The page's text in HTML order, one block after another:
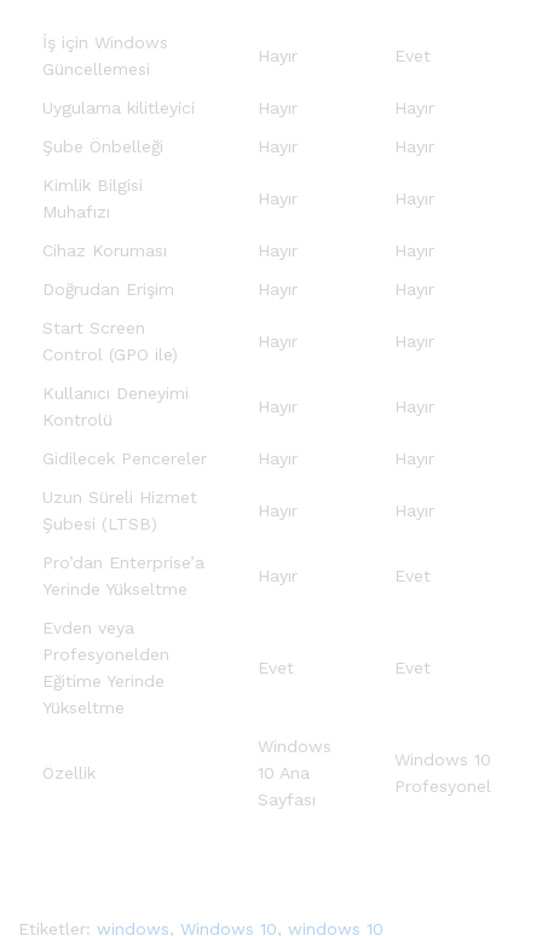
İş için Windows
Güncellemesi
Hayır Evet
Uygulama kilitleyici Hayır
Hayır
Şube Önbelleği
Hayır
Hayır
Kimlik Bilgisi
Muhafızı
Hayır Hayır
Cihaz Koruması Hayır
Hayır
Doğrudan Erişim
Hayır
Hayır
Start Screen
Control (GPO ile)
Hayır Hayır
Kullanıcı Deneyimi
Kontrolü
Hayır Hayır
Gidilecek Pencereler Hayır
Hayır
Uzun Süreli Hizmet
Şubesi (LTSB)
Hayır Hayır
Pro’dan Enterprise’a
Yerinde Yükseltme
Hayır Evet
Evden veya
Profesyonelden
Eğitime Yerinde
Yükseltme
Evet Evet
Özellik
Windows
10 Ana
Sayfası
Windows 10
Profesyonel
Etiketler: windows, Windows 10, windows 10